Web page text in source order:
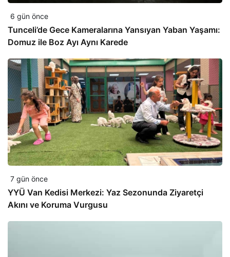
6 gün önce
Tunceli’de Gece Kameralarına Yansıyan Yaban Yaşamı:
Domuz ile Boz Ayı Aynı Karede
7 gün önce
YYÜ Van Kedisi Merkezi: Yaz Sezonunda Ziyaretçi
Akını ve Koruma Vurgusu